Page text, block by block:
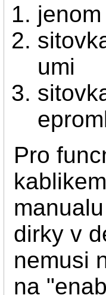
umi
Pro
dirky v
nemusi
na